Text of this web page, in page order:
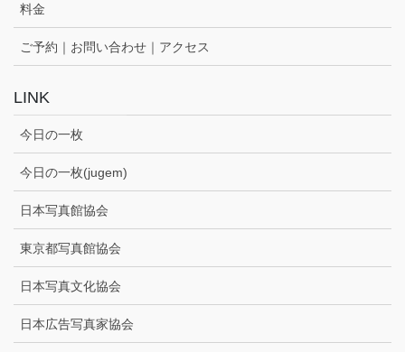
料金
ご予約｜お問い合わせ｜アクセス
LINK
今日の一枚
今日の一枚(jugem)
日本写真館協会
東京都写真館協会
日本写真文化協会
日本広告写真家協会